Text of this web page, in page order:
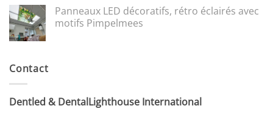
Panneaux LED décoratifs, rétro éclairés avec
motifs Pimpelmees
Contact
Dentled & DentalLighthouse International